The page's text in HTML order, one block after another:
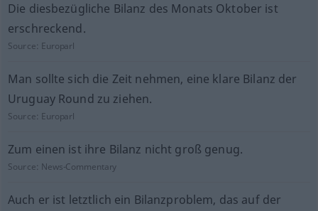
Die diesbezügliche Bilanz des Monats Oktober ist
erschreckend.
Source: Europarl
Man sollte sich die Zeit nehmen, eine klare Bilanz der
Uruguay Round zu ziehen.
Source: Europarl
Zum einen ist ihre Bilanz nicht groß genug.
Source: News-Commentary
Auch er ist letztlich ein Bilanzproblem, das auf der